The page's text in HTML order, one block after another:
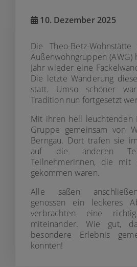
10. Dezember 2025
Die Theo-Betz-
Außenwohngruppen
Jahr wieder eine
Die letzte Wanderung
statt. Umso schöner
Tradition nun fortgesetzt
Mit ihren hell leuchtenden
Gruppe gemeinsam von
Berngau. Dort trafen sie
auf die anderen
Teilnehmerinnen, die mit
gekommen waren.
Alle saßen
genossen ein leckeres
verbrachten eine
miteinander. Wie gut,
besondere Erlebnis
konnten!